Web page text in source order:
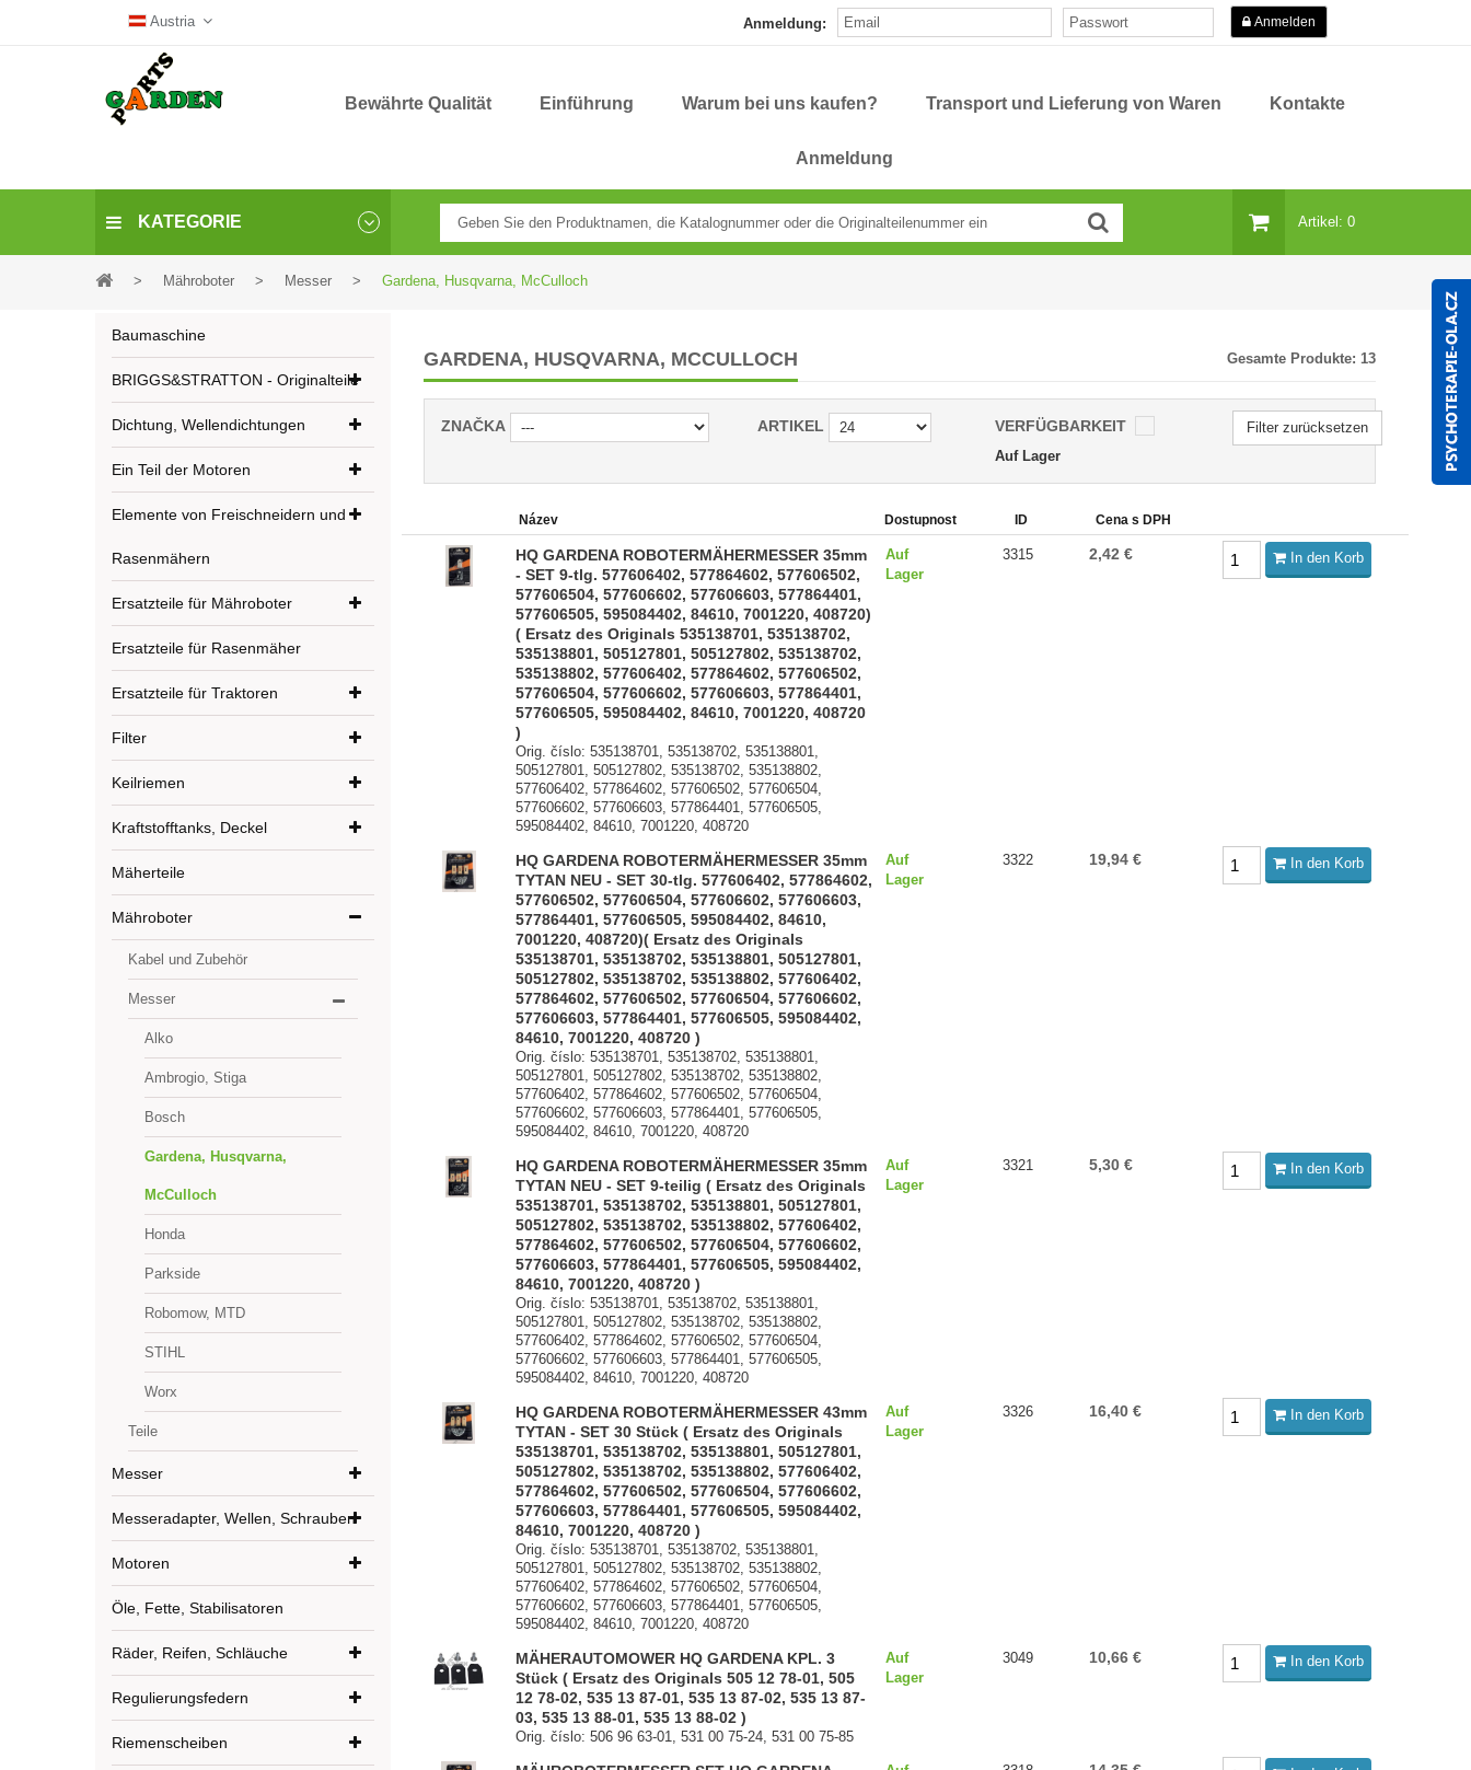
Austria Anmeldung: Anmelden
Bewährte Qualität Einführung Warum bei uns kaufen? Transport und Lieferung von Waren Kontakte
Anmeldung
KATEGORIE Artikel: 0
> Mähroboter > Messer > Gardena, Husqvarna, McCulloch
Baumaschine
BRIGGS&STRATTON - Originalteile
Dichtung, Wellendichtungen
Ein Teil der Motoren
Elemente von Freischneidern und
Rasenmähern
Ersatzteile für Mähroboter
Ersatzteile für Rasenmäher
Ersatzteile für Traktoren
Filter
Keilriemen
Kraftstofftanks, Deckel
Mäherteile
Mähroboter
Kabel und Zubehör
Messer
Alko
Ambrogio, Stiga
Bosch
Gardena, Husqvarna,
McCulloch
Honda
Parkside
Robomow, MTD
STIHL
Worx
Teile
Messer
Messeradapter, Wellen, Schrauben
Motoren
Öle, Fette, Stabilisatoren
Räder, Reifen, Schläuche
Regulierungsfedern
Riemenscheiben
GARDENA, HUSQVARNA, MCCULLOCH Gesamte Produkte: 13
ZNAČKA ARTIKEL VERFÜGBARKEIT
Auf Lager
Filter zurücksetzen
Název Dostupnost ID Cena s DPH
HQ GARDENA ROBOTERMÄHERMESSER 35mm
- SET 9-tlg. 577606402, 577864602, 577606502,
577606504, 577606602, 577606603, 577864401,
577606505, 595084402, 84610, 7001220, 408720)
( Ersatz des Originals 535138701, 535138702,
535138801, 505127801, 505127802, 535138702,
535138802, 577606402, 577864602, 577606502,
577606504, 577606602, 577606603, 577864401,
577606505, 595084402, 84610, 7001220, 408720
)
Orig. číslo: 535138701, 535138702, 535138801,
505127801, 505127802, 535138702, 535138802,
577606402, 577864602, 577606502, 577606504,
577606602, 577606603, 577864401, 577606505,
595084402, 84610, 7001220, 408720
Auf
Lager
3315 2,42 € In den Korb
HQ GARDENA ROBOTERMÄHERMESSER 35mm
TYTAN NEU - SET 30-tlg. 577606402, 577864602,
577606502, 577606504, 577606602, 577606603,
577864401, 577606505, 595084402, 84610,
7001220, 408720)( Ersatz des Originals
535138701, 535138702, 535138801, 505127801,
505127802, 535138702, 535138802, 577606402,
577864602, 577606502, 577606504, 577606602,
577606603, 577864401, 577606505, 595084402,
84610, 7001220, 408720 )
Orig. číslo: 535138701, 535138702, 535138801,
505127801, 505127802, 535138702, 535138802,
577606402, 577864602, 577606502, 577606504,
577606602, 577606603, 577864401, 577606505,
595084402, 84610, 7001220, 408720
Auf
Lager
3322 19,94 € In den Korb
HQ GARDENA ROBOTERMÄHERMESSER 35mm
TYTAN NEU - SET 9-teilig ( Ersatz des Originals
535138701, 535138702, 535138801, 505127801,
505127802, 535138702, 535138802, 577606402,
577864602, 577606502, 577606504, 577606602,
577606603, 577864401, 577606505, 595084402,
84610, 7001220, 408720 )
Orig. číslo: 535138701, 535138702, 535138801,
505127801, 505127802, 535138702, 535138802,
577606402, 577864602, 577606502, 577606504,
577606602, 577606603, 577864401, 577606505,
595084402, 84610, 7001220, 408720
Auf
Lager
3321 5,30 € In den Korb
HQ GARDENA ROBOTERMÄHERMESSER 43mm
TYTAN - SET 30 Stück ( Ersatz des Originals
535138701, 535138702, 535138801, 505127801,
505127802, 535138702, 535138802, 577606402,
577864602, 577606502, 577606504, 577606602,
577606603, 577864401, 577606505, 595084402,
84610, 7001220, 408720 )
Orig. číslo: 535138701, 535138702, 535138801,
505127801, 505127802, 535138702, 535138802,
577606402, 577864602, 577606502, 577606504,
577606602, 577606603, 577864401, 577606505,
595084402, 84610, 7001220, 408720
Auf
Lager
3326 16,40 € In den Korb
MÄHERAUTOMOWER HQ GARDENA KPL. 3
Stück ( Ersatz des Originals 505 12 78-01, 505
12 78-02, 535 13 87-01, 535 13 87-02, 535 13 87-
03, 535 13 88-01, 535 13 88-02 )
Orig. číslo: 506 96 63-01, 531 00 75-24, 531 00 75-85
Auf
Lager
3049 10,66 € In den Korb